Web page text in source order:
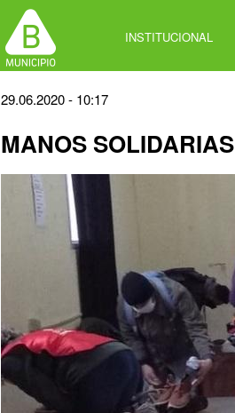
INSTITUCIONAL
Back
top
29.06.2020 - 10:17
MANOS SOLIDARIAS